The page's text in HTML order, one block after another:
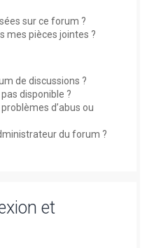
sur ce forum ?
mes pièces jointes ?
de discussions ?
disponible ?
d’abus ou
du forum ?
et